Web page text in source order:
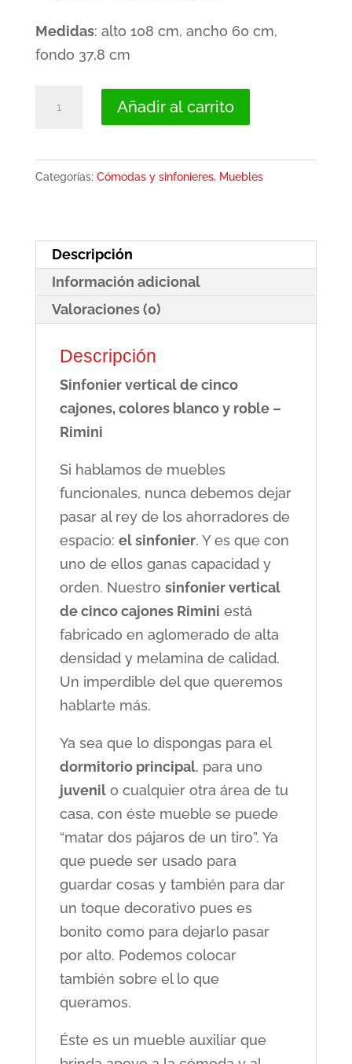
Medidas: alto 108 cm, ancho 60 cm,
fondo 37,8 cm
blanco
roble
cantidad
Añadir al carrito
Categorías: Cómodas y sinfonieres, Muebles
Descripción
Información adicional
Valoraciones (0)
Descripción
Sinfonier vertical de cinco
cajones, colores blanco y roble –
Rimini
Si hablamos de muebles
funcionales, nunca debemos dejar
pasar al rey de los ahorradores de
espacio: el sinfonier. Y es que con
uno de ellos ganas capacidad y
orden. Nuestro sinfonier vertical
de cinco cajones Rimini está
fabricado en aglomerado de alta
densidad y melamina de calidad.
Un imperdible del que queremos
hablarte más.
Ya sea que lo dispongas para el
dormitorio principal, para uno
juvenilo cualquier otra área de tu
casa, con éste mueble se puede
“matar dos pájaros de un tiro”. Ya
que puede ser usado para
guardar cosas y también para dar
un toque decorativo pues es
bonito como para dejarlo pasar
por alto. Podemos colocar
también sobre el lo que
queramos.
Éste es un mueble auxiliar que